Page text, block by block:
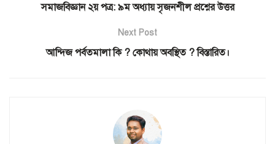
সমাজবিজ্ঞান ২য় পত্র: ৯ম অধ্যায় সৃজনশীল প্রশ্নের উত্তর
Next Post
আন্দিজ পর্বতমালা কি ? কোথায় অবস্থিত ? বিস্তারিত।